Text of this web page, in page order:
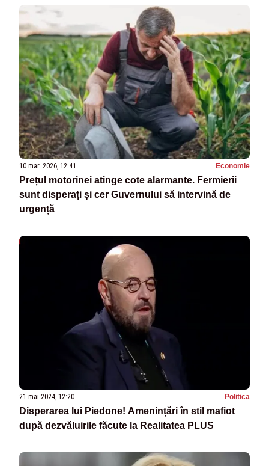
10 mar. 2026, 12:41 Economie
Prețul motorinei atinge cote alarmante. Fermierii
sunt disperați și cer Guvernului să intervină de
urgență
21 mai 2024, 12:20 Politica
Disperarea lui Piedone! Amenințări în stil mafiot
după dezvăluirile făcute la Realitatea PLUS